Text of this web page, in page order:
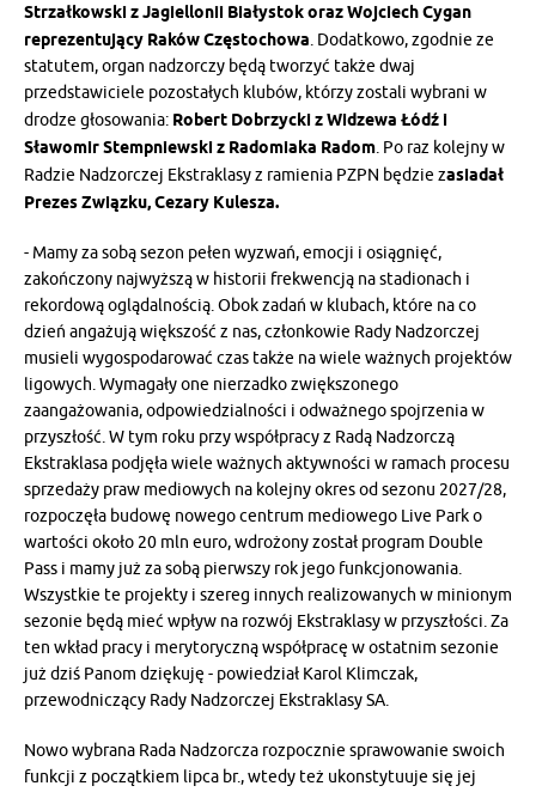
Strzałkowski z Jagiellonii Białystok oraz Wojciech Cygan
reprezentujący Raków Częstochowa. Dodatkowo, zgodnie ze
statutem, organ nadzorczy będą tworzyć także dwaj
przedstawiciele pozostałych klubów, którzy zostali wybrani w
drodze głosowania: Robert Dobrzycki z Widzewa Łódź i
Sławomir Stempniewski z Radomiaka Radom. Po raz kolejny w
Radzie Nadzorczej Ekstraklasy z ramienia PZPN będzie zasiadał
Prezes Związku, Cezary Kulesza.
- Mamy za sobą sezon pełen wyzwań, emocji i osiągnięć,
zakończony najwyższą w historii frekwencją na stadionach i
rekordową oglądalnością. Obok zadań w klubach, które na co
dzień angażują większość z nas, członkowie Rady Nadzorczej
musieli wygospodarować czas także na wiele ważnych projektów
ligowych. Wymagały one nierzadko zwiększonego
zaangażowania, odpowiedzialności i odważnego spojrzenia w
przyszłość. W tym roku przy współpracy z Radą Nadzorczą
Ekstraklasa podjęła wiele ważnych aktywności w ramach procesu
sprzedaży praw mediowych na kolejny okres od sezonu 2027/28,
rozpoczęła budowę nowego centrum mediowego Live Park o
wartości około 20 mln euro, wdrożony został program Double
Pass i mamy już za sobą pierwszy rok jego funkcjonowania.
Wszystkie te projekty i szereg innych realizowanych w minionym
sezonie będą mieć wpływ na rozwój Ekstraklasy w przyszłości. Za
ten wkład pracy i merytoryczną współpracę w ostatnim sezonie
już dziś Panom dziękuję - powiedział Karol Klimczak,
przewodniczący Rady Nadzorczej Ekstraklasy SA.
Nowo wybrana Rada Nadzorcza rozpocznie sprawowanie swoich
funkcji z początkiem lipca br., wtedy też ukonstytuuje się jej